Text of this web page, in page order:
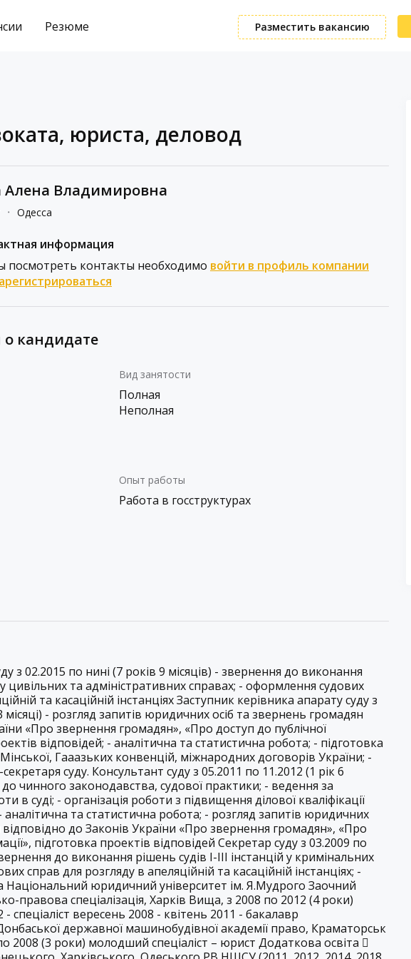
Резюме Разместить вакансию
юриста, деловод
Алена Владимировна
᛫ Одесса
информация
посмотреть контакты необходимо войти в профиль компании
кандидате
Вид занятости
Полная
Неполная
Опыт работы
Работа в госструктурах
з 02.2015 по нині (7 років 9 місяців) - звернення до виконання
у цивільних та адміністративних справах; - оформлення судових
та касаційній інстанціях Заступник керівника апарату суду з
місяці) - розгляд запитів юридичних осіб та звернень громадян
«Про звернення громадян», «Про доступ до публічної
відповідей; - аналітична та статистична робота; - підготовка
Гааазьких конвенцій, міжнародних договорів України; -
суду. Консультант суду з 05.2011 по 11.2012 (1 рік 6
до чинного законодавства, судової практики; - ведення за
в суді; - організація роботи з підвищення ділової кваліфікації
аналітична та статистична робота; - розгляд запитів юридичних
до Законів України «Про звернення громадян», «Про
підготовка проектів відповідей Секретар суду з 03.2009 по
до виконання рішень судів І-ІІІ інстанцій у кримінальних
справ для розгляду в апеляційній та касаційній інстанціях; -
Національний юридичний університет ім. Я.Мудрого Заочний
правова спеціалізація, Харків Вища, з 2008 по 2012 (4 роки)
спеціаліст вересень 2008 - квітень 2011 - бакалавр
державної машинобудівної академії право, Краматорськ
2008 (3 роки) молодший спеціаліст – юрист Додаткова освіта 